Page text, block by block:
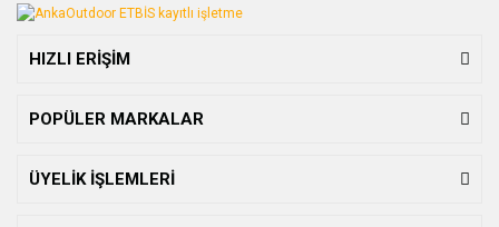
HIZLI ERİŞİM
POPÜLER MARKALAR
ÜYELİK İŞLEMLERİ